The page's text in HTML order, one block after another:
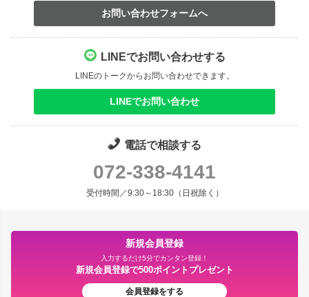
お問い合わせフォームへ
LINEでお問い合わせする
LINEのトークからお問い合わせできます。
LINEでお問い合わせ
電話で相談する
072-338-4141
受付時間／9:30～18:30（日祝除く）
新規会員登録
入力するだけ5分でカンタン登録！
新規会員登録で500ポイントプレゼント
会員登録をする